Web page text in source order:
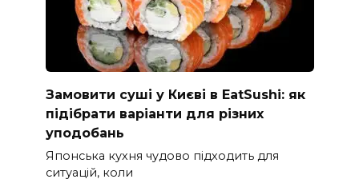
Замовити суші у Києві в EatSushi: як
підібрати варіанти для різних
уподобань
Японська кухня чудово підходить для
ситуацій, коли